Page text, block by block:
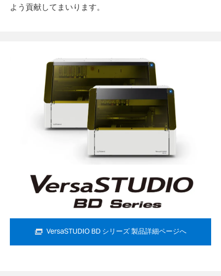
よう貢献してまいります。
VersaSTUDIO BD シリーズ 製品詳細ページへ